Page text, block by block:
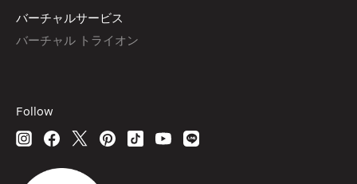
バーチャルサービス
バーチャル トライオン
Follow